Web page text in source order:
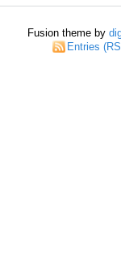
Fusion theme by
Entries